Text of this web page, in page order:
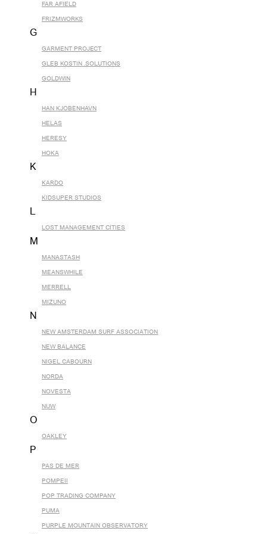
FAR AFIELD
FRIZMWORKS
G
GARMENT PROJECT
GLEB KOSTIN .SOLUTIONS
GOLDWIN
H
HAN KJOBENHAVN
HELAS
HERESY
HOKA
K
KARDO
KIDSUPER STUDIOS
L
LOST MANAGEMENT CITIES
M
MANASTASH
MEANSWHILE
MERRELL
MIZUNO
N
NEW AMSTERDAM SURF ASSOCIATION
NEW BALANCE
NIGEL CABOURN
NORDA
NOVESTA
NUW
O
OAKLEY
P
PAS DE MER
POMPEII
POP TRADING COMPANY
PUMA
PURPLE MOUNTAIN OBSERVATORY